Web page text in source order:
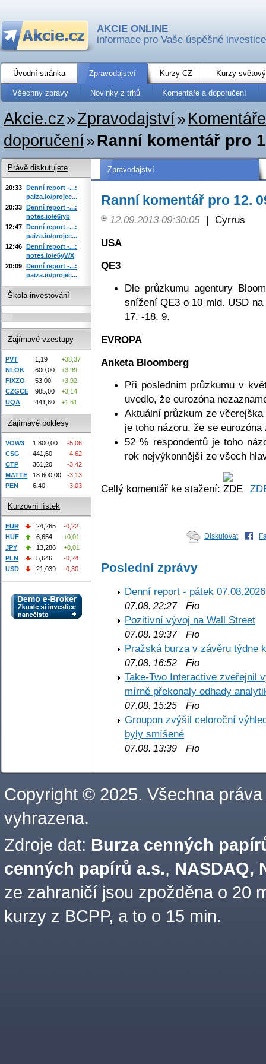
AKCIE ONLINE
informace pro Vaše úspěšné investice
Úvodní stránka Zpravodajství Kurzy CZ Kurzy
Všechny zprávy Novinky z trhů Komentáře a doporučení
Akcie.cz»Zpravodajství»
doporučení»Ranní komentář pro
Zpravodajství
Ranní komentář pro 12.
12.09.2013 09:30:05 | Cyrrus
USA
QE3
Dle průzkumu agentury
snížení QE3 o 10 mld. USD
17. -18. 9.
EVROPA
Anketa Bloomberg
Při posledním průzkumu v
uvedlo, že eurozóna
Aktuální průzkum ze
je toho názoru, že se eurozóna
52 % respondentů je toho
rok nejvýkonnější ze všech
Cellý komentář ke stažení:
Diskutovat
Poslední zprávy
Denní report - pátek 07.08.2026
07.08. 22:27Fio
Pozitivní vývoj na Wall Street
07.08. 19:37Fio
Pražská burza v závěru týdne
07.08. 16:52 Fio
Take-Two Interactive zveřejnil
mírně překonaly odhady
07.08. 15:25 Fio
Groupon zvýšil celoroční
byly smíšené
07.08. 13:39 Fio
Právě diskutujete
20:33 Denní report -...:
paiza.io/projec...
20:33 Denní report -...:
notes.io/e6iyb
12:47 Denní report -...:
paiza.io/projec...
12:46 Denní report -...:
notes.io/e6yWX
20:09 Denní report -...:
paiza.io/projec...
Škola investování
Zajímavé vzestupy
PVT 1,19
+38,37
NLOK
600,00
+3,99
FIXZO
53,00
+3,92
CZGCE
985,00
+3,14
UQA
441,80 +1,61
Zajímavé poklesy
VOW3 1 800,00
-5,06
CSG
441,60
-4,62
CTP
361,20
-3,42
MATTE
18 600,00
-3,13
PEN
6,40 -3,03
Kurzovní lístek
EUR 24,265
-0,22
HUF
6,654
+0,01
JPY
13,286
+0,01
PLN
5,646
-0,24
USD
21,039 -0,30
Copyright © 2025. Všechna práva
vyhrazena.
Zdroje dat: Burza cenných
cenných papírů a.s., NASDAQ,
ze zahraničí jsou zpožděna o 20
kurzy z BCPP, a to o 15 min.